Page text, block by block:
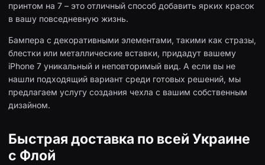
принтом на 7 – это отличный способ добавить ярких красок
в вашу повседневную жизнь.
Бампера с декоративными элементами, такими как стразы,
блестки или металлические вставки, придадут вашему
iPhone 7 уникальный и неповторимый вид. А если вы не
нашли подходящий вариант среди готовых решений, мы
предлагаем услугу создания чехла с вашим собственным
дизайном.
Быстрая доставка по всей Украине
с Флой